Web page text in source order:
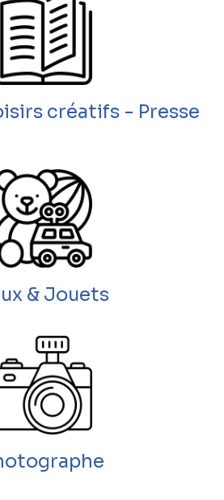
créatifs - Presse
& Jouets